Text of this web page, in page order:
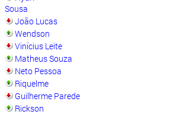
Sousa
João Lucas
Wendson
Vinícius Leite
Matheus Souza
Neto Pessoa
Riquelme
Guilherme Parede
Rickson